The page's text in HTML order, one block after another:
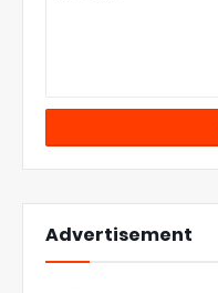
Advertisement